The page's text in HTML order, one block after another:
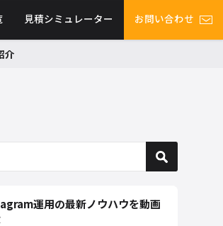
見積シミュレーター お問い合わせ
介
運用の最新ノウハウを動画